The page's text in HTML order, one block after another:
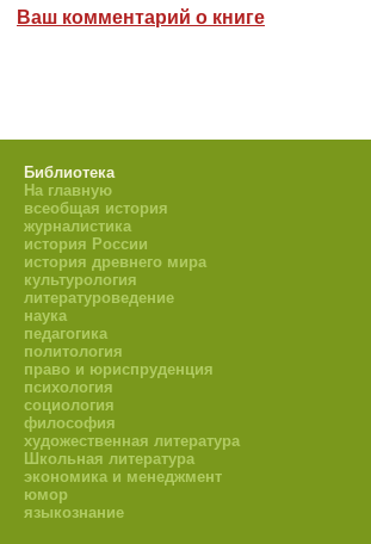
Ваш комментарий о книге
Библиотека
На главную
всеобщая история
журналистика
история России
история древнего мира
культурология
литературоведение
наука
педагогика
политология
право и юриспруденция
психология
социология
философия
художественная литература
Школьная литература
экономика и менеджмент
юмор
языкознание